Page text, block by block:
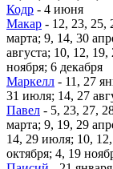
Кодр - 4 июня
Макар - 12, 23, 25,
марта; 9, 14, 30
августа; 10, 12,
ноября; 6 декабря
Маркелл - 11, 27
31 июля; 14, 27
Павел - 5, 23, 27,
марта; 9, 19, 29
14, 29 июля; 10, 12,
октября; 4, 19